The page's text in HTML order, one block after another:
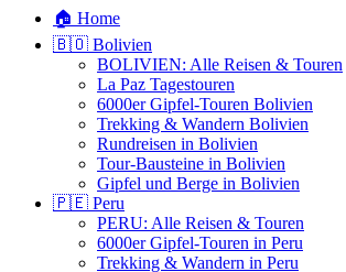
🏠 Home
🇧🇴 Bolivien
BOLIVIEN: Alle Reisen & Touren
La Paz Tagestouren
6000er Gipfel-Touren Bolivien
Trekking & Wandern Bolivien
Rundreisen in Bolivien
Tour-Bausteine in Bolivien
Gipfel und Berge in Bolivien
🇵🇪 Peru
PERU: Alle Reisen & Touren
6000er Gipfel-Touren in Peru
Trekking & Wandern in Peru